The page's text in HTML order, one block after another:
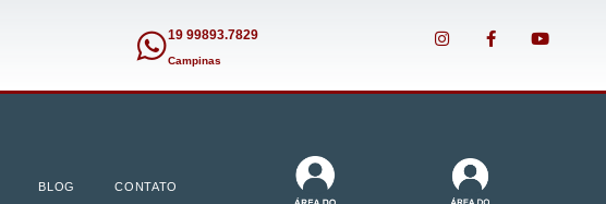
19 99893.7829
Campinas
BLOG CONTATO